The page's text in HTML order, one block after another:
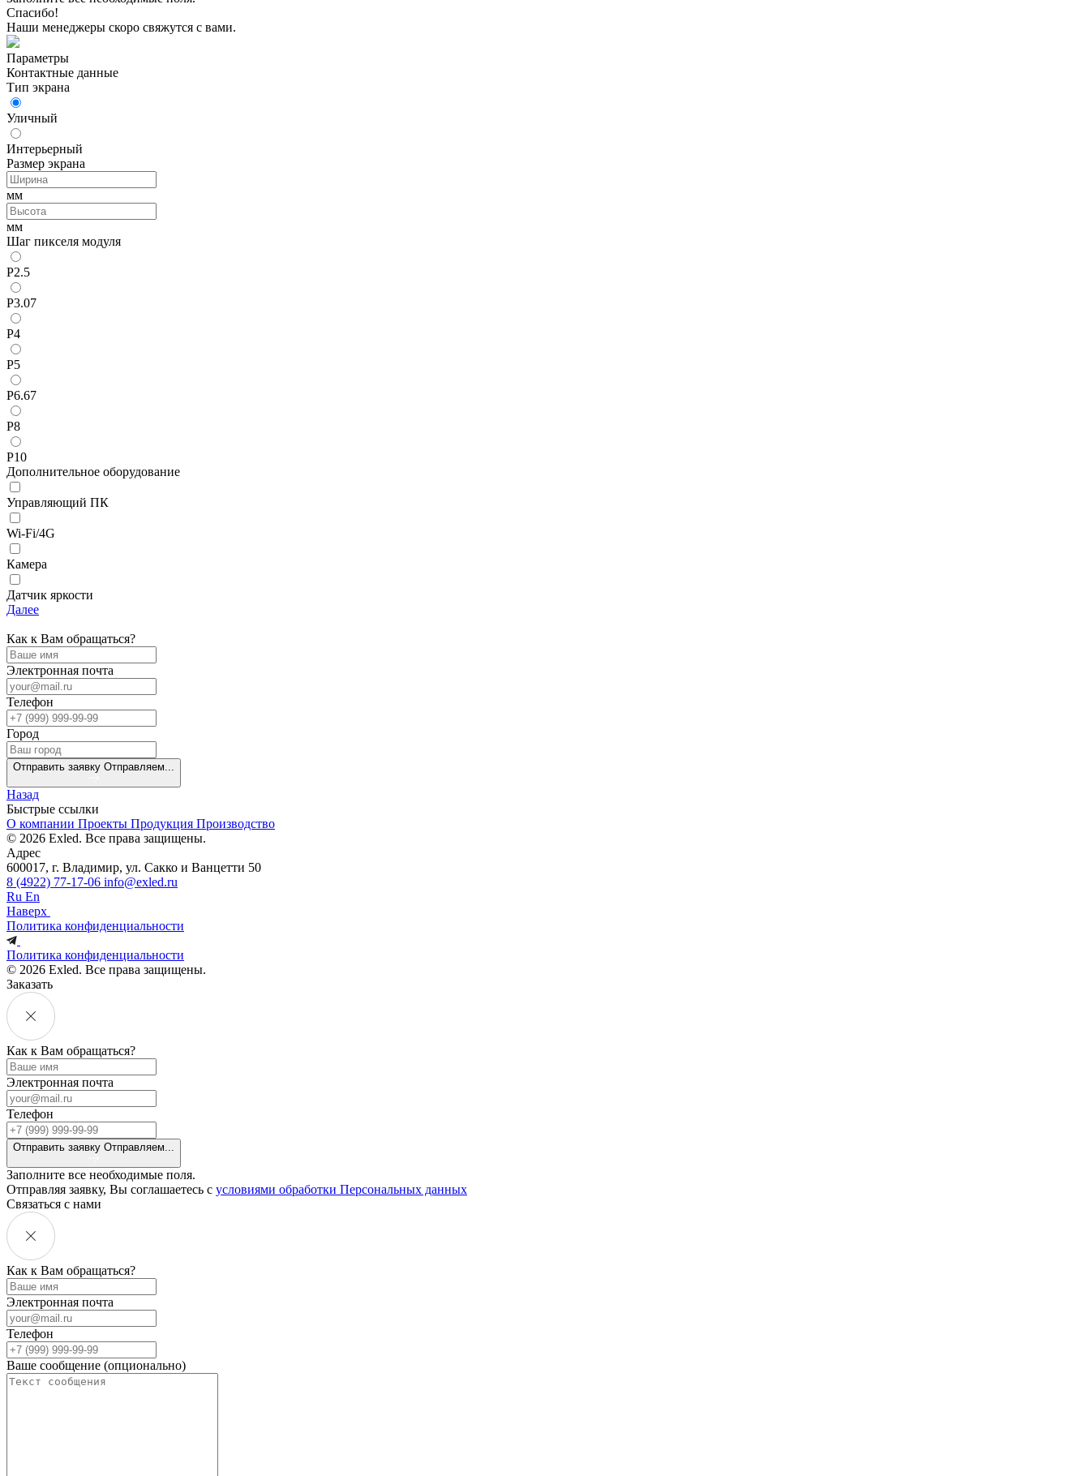
Спасибо!
Наши менеджеры скоро свяжутся с вами.
Параметры
Контактные данные
Тип экрана
Уличный
Интерьерный
Размер экрана
мм
мм
Шаг пикселя модуля
P2.5
P3.07
P4
P5
P6.67
P8
P10
Дополнительное оборудование
Управляющий ПК
Wi-Fi/4G
Камера
Датчик яркости
Далее
Как к Вам обращаться?
Электронная почта
Телефон
Город
Отправить заявку Отправляем...
Назад
Быстрые ссылки
О компании Проекты Продукция Производство
© 2026 Exled. Все права защищены.
Адрес
600017, г. Владимир, ул. Сакко и Ванцетти 50
8 (4922) 77-17-06 info@exled.ru
Ru En
Наверх
Политика конфиденциальности
Политика конфиденциальности
© 2026 Exled. Все права защищены.
Заказать
Как к Вам обращаться?
Электронная почта
Телефон
Отправить заявку Отправляем...
Заполните все необходимые поля.
Отправляя заявку, Вы соглашаетесь с условиями обработки Персональных данных
Связаться с нами
Как к Вам обращаться?
Электронная почта
Телефон
Ваше сообщение (опционально)